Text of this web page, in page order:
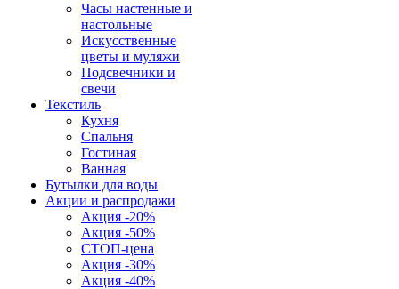
Часы настенные и
настольные
Искусственные
цветы и муляжи
Подсвечники и
свечи
Текстиль
Кухня
Спальня
Гостиная
Ванная
Бутылки для воды
Акции и распродажи
Акция -20%
Акция -50%
СТОП-цена
Акция -30%
Акция -40%